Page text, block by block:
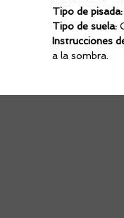
Tipo de pisada:
Tipo de suela:
Instrucciones
a la